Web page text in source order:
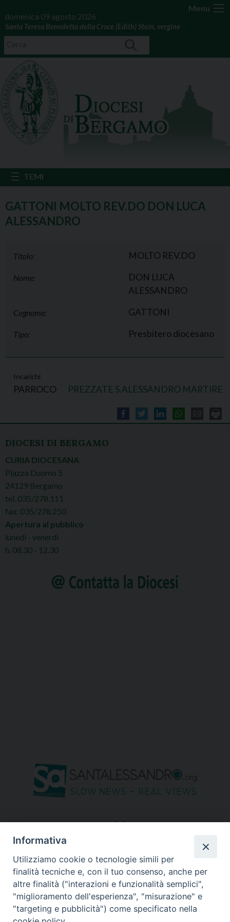
Menu
domenica 09 agosto 2026
Santa Teresa Benedetta della Croce (Edith) Stein, vergine
GATTONI MOLTO REV.DO DON LUCA
ALESSANDRO
Titolo: MOLTO REV.DO
Nome:
DON LUCA
ALESSANDRO
Cognome: GATTONI
Tipo: Presbitero diocesano
Incarichi
PARROCO PREZZATE S.ALESSANDRO MARTIRE
DIOCESI DI BERGAMO
CURIA DIOCESANA
Piazza Duomo 5
24129 Bergamo
tel. 035/278.111
fax: 035/278.250
Apertura al pubblico
lunedì - venerdì
h. 08.30 - 12.30
seguici su
Informativa
Utilizziamo cookie o tecnologie simili per
finalità tecniche e, con il tuo consenso, anche per
altre finalità ("interazioni e funzionalità semplici",
"miglioramento dell'esperienza", "misurazione" e
"targeting e pubblicità") come specificato nella